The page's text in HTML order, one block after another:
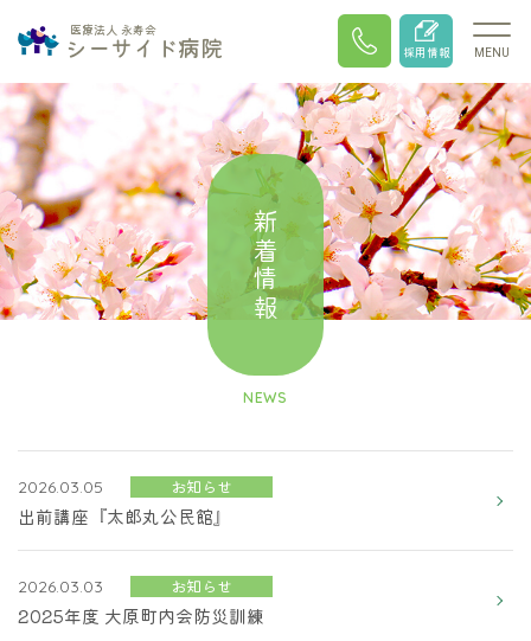
医療法人 永寿会
シーサイド病院 採用情報 MENU
新着情報
NEWS
2026.03.05 お知らせ
出前講座『太郎丸公民館』
2026.03.03 お知らせ
2025年度 大原町内会防災訓練